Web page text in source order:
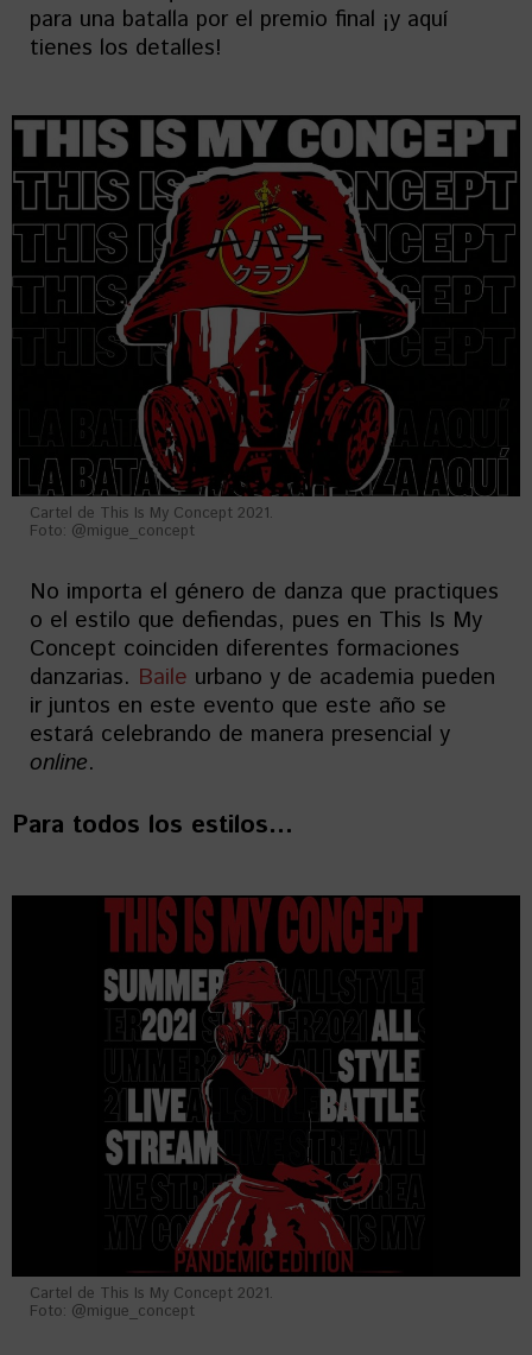
para una batalla por el premio final ¡y aquí
tienes los detalles!
Cartel de This Is My Concept 2021.
Foto: @migue_concept
No importa el género de danza que practiques
o el estilo que defiendas, pues en This Is My
Concept coinciden diferentes formaciones
danzarias. Baile urbano y de academia pueden
ir juntos en este evento que este año se
estará celebrando de manera presencial y
online.
Para todos los estilos…
Cartel de This Is My Concept 2021.
Foto: @migue_concept